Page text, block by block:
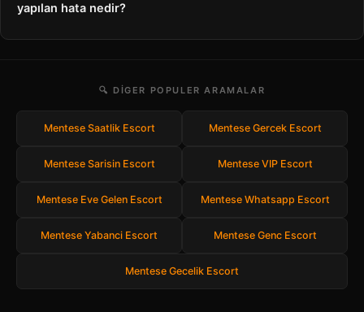
yapılan hata nedir?
🔍 DIGER POPULER ARAMALAR
Mentese Saatlik Escort Mentese Gercek Escort
Mentese Sarisin Escort Mentese VIP Escort
Mentese Eve Gelen Escort Mentese Whatsapp Escort
Mentese Yabanci Escort Mentese Genc Escort
Mentese Gecelik Escort